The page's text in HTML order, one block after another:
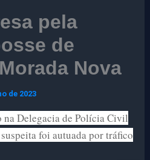
pela
de
Nova
de 2023
Delegacia de Polícia Civil
foi autuada por tráfico